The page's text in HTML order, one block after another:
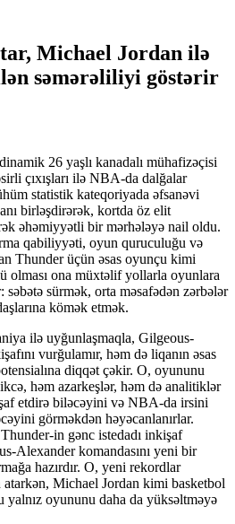
Michael Jordan ilə
səmərəliliyi göstərir
26 yaşlı kanadalı mühafizəçisi
çıxışları ilə NBA-da dalğalar
statistik kateqoriyada əfsanəvi
birləşdirərək, kortda öz elit
əhəmiyyətli bir mərhələyə nail oldu.
qabiliyyəti, oyun quruculuğu və
Thunder üçün əsas oyunçu kimi
olması ona müxtəlif yollarla oyunlara
sürmək, orta məsafədən zərbələr
kömək etmək.
ilə uyğunlaşmaqla, Gilgeous-
vurğulamır, həm də liqanın əsas
diqqət çəkir. O, oyununu
həm azarkeşlər, həm də analitiklər
etdirə biləcəyini və NBA-da irsini
görməkdən həyəcanlanırlar.
in gənc istedadı inkişaf
Alexander komandasını yeni bir
hazırdır. O, yeni rekordlar
Michael Jordan kimi basketbol
yalnız oyununu daha da yüksəltməyə